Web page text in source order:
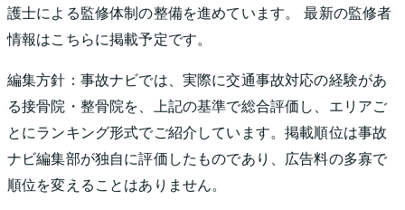
護士による監修体制の整備を進めています。 最新の監修者
情報はこちらに掲載予定です。
編集方針： 事故ナビでは、実際に交通事故対応の経験があ
る接骨院・整骨院を、上記の基準で総合評価し、エリアご
とにランキング形式でご紹介しています。掲載順位は事故
ナビ編集部が独自に評価したものであり、広告料の多寡で
順位を変えることはありません。